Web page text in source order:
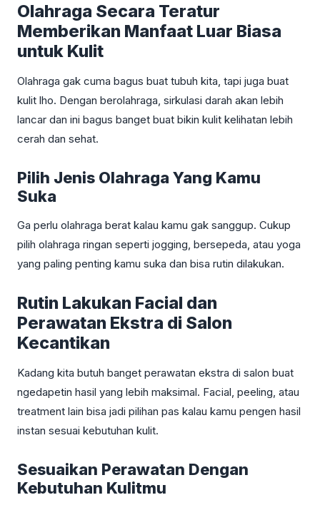
Olahraga Secara Teratur
Memberikan Manfaat Luar Biasa
untuk Kulit
Olahraga gak cuma bagus buat tubuh kita, tapi juga buat
kulit lho. Dengan berolahraga, sirkulasi darah akan lebih
lancar dan ini bagus banget buat bikin kulit kelihatan lebih
cerah dan sehat.
Pilih Jenis Olahraga Yang Kamu
Suka
Ga perlu olahraga berat kalau kamu gak sanggup. Cukup
pilih olahraga ringan seperti jogging, bersepeda, atau yoga
yang paling penting kamu suka dan bisa rutin dilakukan.
Rutin Lakukan Facial dan
Perawatan Ekstra di Salon
Kecantikan
Kadang kita butuh banget perawatan ekstra di salon buat
ngedapetin hasil yang lebih maksimal. Facial, peeling, atau
treatment lain bisa jadi pilihan pas kalau kamu pengen hasil
instan sesuai kebutuhan kulit.
Sesuaikan Perawatan Dengan
Kebutuhan Kulitmu